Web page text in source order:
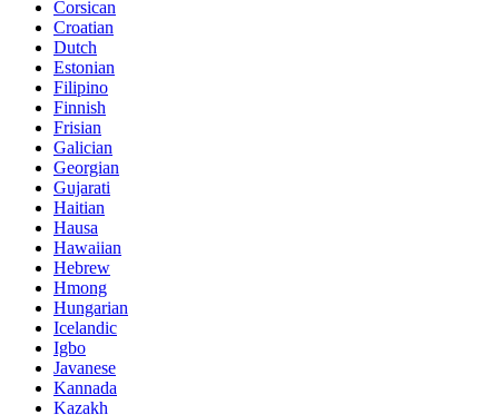
Corsican
Croatian
Dutch
Estonian
Filipino
Finnish
Frisian
Galician
Georgian
Gujarati
Haitian
Hausa
Hawaiian
Hebrew
Hmong
Hungarian
Icelandic
Igbo
Javanese
Kannada
Kazakh